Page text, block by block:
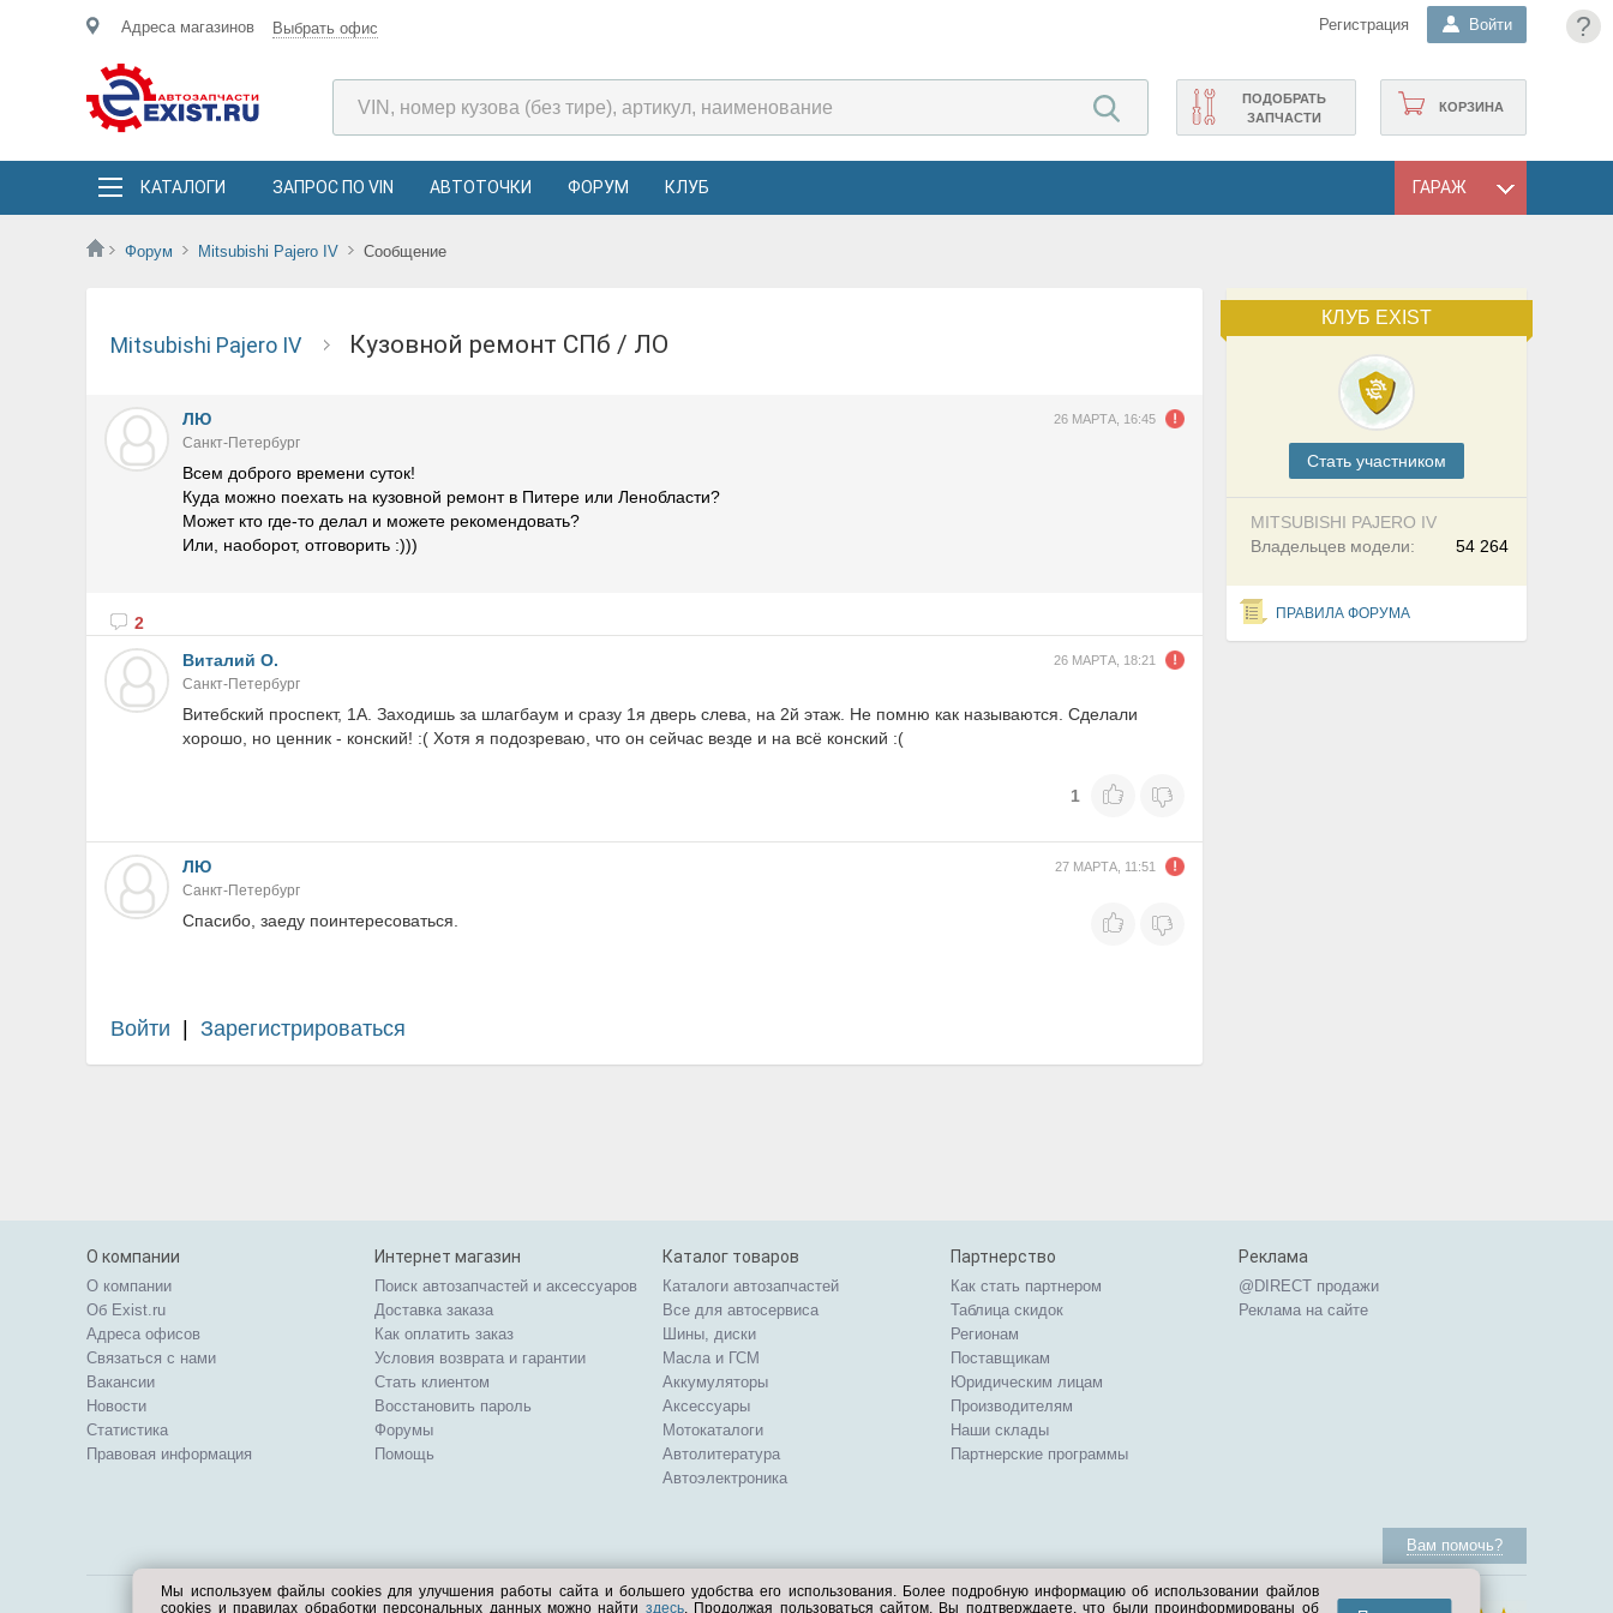
?
Адреса магазинов Выбрать офис Регистрация Войти
КОРЗИНА
ПОДОБРАТЬ
ЗАПЧАСТИ
КАТАЛОГИ ЗАПРОС ПО VIN АВТОТОЧКИ ФОРУМ КЛУБ ГАРАЖ
Форум Mitsubishi Pajero IV Сообщение
КЛУБ EXIST
Cтать участником
MITSUBISHI PAJERO IV
54 264
Владельцев модели:
ПРАВИЛА ФОРУМА
Mitsubishi Pajero IV Кузовной ремонт СПб / ЛО
ЛЮ 26 МАРТА, 16:45
Санкт-Петербург
Всем доброго времени суток!
Куда можно поехать на кузовной ремонт в Питере или Ленобласти?
Может кто где-то делал и можете рекомендовать?
Или, наоборот, отговорить :)))
2
Виталий О.
26 МАРТА, 18:21
Санкт-Петербург
Витебский проспект, 1А. Заходишь за шлагбаум и сразу 1я дверь слева, на 2й этаж. Не помню как называются. Сделали
хорошо, но ценник - конский! :( Хотя я подозреваю, что он сейчас везде и на всё конский :(
1
ЛЮ 27 МАРТА, 11:51
Санкт-Петербург
Спасибо, заеду поинтересоваться.
Войти Зарегистрироваться
О компании
О компании
Об Exist.ru
Адреса офисов
Связаться с нами
Вакансии
Новости
Статистика
Правовая информация
Интернет магазин
Поиск автозапчастей и аксессуаров
Доставка заказа
Как оплатить заказ
Условия возврата и гарантии
Стать клиентом
Восстановить пароль
Форумы
Помощь
Каталог товаров
Каталоги автозапчастей
Все для автосервиса
Шины, диски
Масла и ГСМ
Аккумуляторы
Аксессуары
Мотокаталоги
Автолитература
Автоэлектроника
Партнерство
Как стать партнером
Таблица скидок
Регионам
Поставщикам
Юридическим лицам
Производителям
Наши склады
Партнерские программы
Реклама
@DIRECT продажи
Реклама на сайте
Вам помочь?
Мы используем файлы cookies для улучшения работы сайта и большего удобства его использования. Более подробную информацию об использовании файлов
cookies и правилах обработки персональных данных можно найти здесь. Продолжая пользоваться сайтом, Вы подтверждаете, что были проинформированы об